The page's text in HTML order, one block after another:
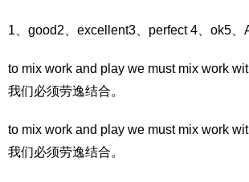
1、good2、excellent3、perfect 4、ok5、
to mix work and play we must mix work
我们必须劳逸结合。
to mix work and play we must mix work
我们必须劳逸结合。